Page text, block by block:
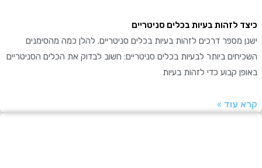
לזהות בעיות בכלים סניטריים
מספר דרכים לזהות בעיות בכלים סניטריים. להלן כמה מהסימנים
ביותר לבעיות בכלים סניטריים: חשוב לבדוק את הכלים הסניטריים
קבוע כדי לזהות בעיות
»